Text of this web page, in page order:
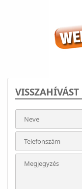
VISSZAHÍVÁST